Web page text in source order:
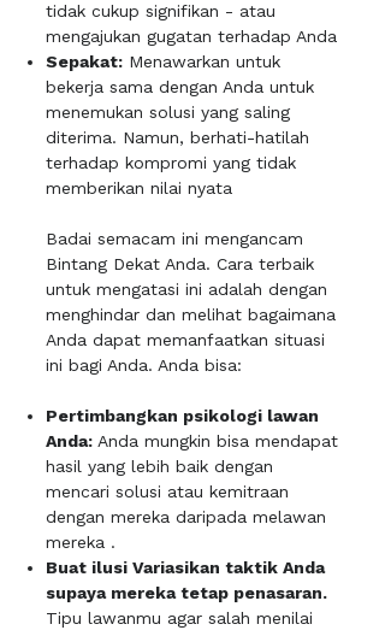
tidak cukup signifikan - atau
mengajukan gugatan terhadap Anda
Sepakat: Menawarkan untuk
bekerja sama dengan Anda untuk
menemukan solusi yang saling
diterima. Namun, berhati-hatilah
terhadap kompromi yang tidak
memberikan nilai nyata
Badai semacam ini mengancam
Bintang Dekat Anda. Cara terbaik
untuk mengatasi ini adalah dengan
menghindar dan melihat bagaimana
Anda dapat memanfaatkan situasi
ini bagi Anda. Anda bisa:
Pertimbangkan psikologi lawan
Anda: Anda mungkin bisa mendapat
hasil yang lebih baik dengan
mencari solusi atau kemitraan
dengan mereka daripada melawan
mereka .
Buat ilusi Variasikan taktik Anda
supaya mereka tetap penasaran.
Tipu lawanmu agar salah menilai